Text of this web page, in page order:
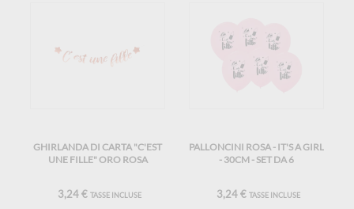
GHIRLANDA DI CARTA "C'EST
UNE FILLE" ORO ROSA
3,24 € TASSE INCLUSE
PALLONCINI ROSA - IT'S A GIRL
- 30CM - SET DA 6
3,24 € TASSE INCLUSE